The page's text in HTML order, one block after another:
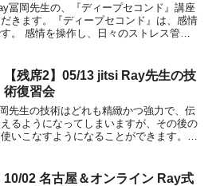
冨岡先生の、『ディープセコンド』講座
きます。『ディープセコンド』は、感情
。 感情を操作し、日々のストレス管理
【残席2】05/13 jitsi Ray先生の技
術復習会
先生の技術はどれも精緻かつ強力で、伝
るようになってしまいますが、その後の
いこなすようになることができます。ま
10/02 名古屋＆オンライン Ray式